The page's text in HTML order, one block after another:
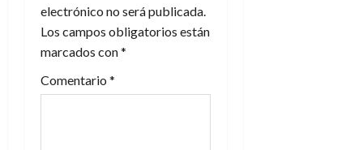
ó
n
d
electrónico no será publicada.
Los campos obligatorios están
marcados con*
Comentario *